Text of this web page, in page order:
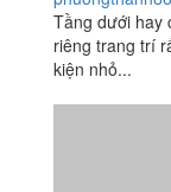
Tầng dưới hay
riêng trang trí
kiện nhỏ...